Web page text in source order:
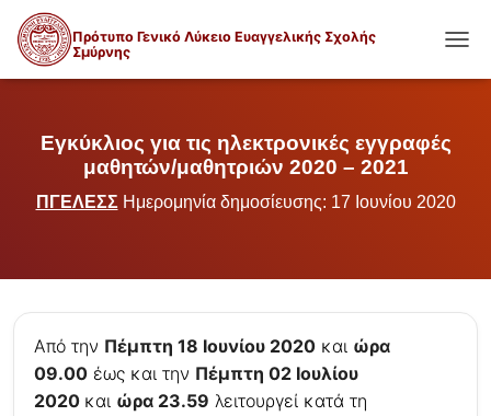
Πρότυπο Γενικό Λύκειο Ευαγγελικής Σχολής
Σμύρνης
Εγκύκλιος για τις ηλεκτρονικές εγγραφές
μαθητών/μαθητριών 2020 – 2021
ΠΓΕΛΕΣΣ Ημερομηνία δημοσίευσης: 17 Ιουνίου 2020
Από την Πέμπτη 18 Ιουνίου 2020 και ώρα
09.00 έως και την Πέμπτη 02 Ιουλίου
2020 και ώρα 23.59 λειτουργεί κατά τη